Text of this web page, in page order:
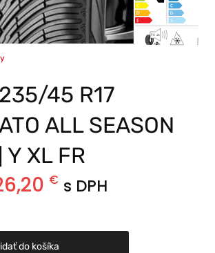
45 R17
ALL SEASON
XL FR
€ s DPH
do košíka